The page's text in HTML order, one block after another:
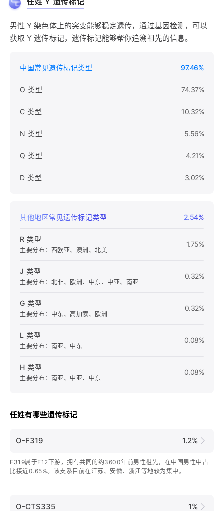
男性 Y 染色体上的突变能够稳定遗传，通过基因检测，可以
获取 Y 遗传标记，遗传标记能够帮你追溯祖先的信息。
其他地区常见遗传标记类型 2.54%
R 类型
主要分布：西欧亚、澳洲、北美
1.75%
J 类型
主要分布：北非、欧洲、中东、中亚、南亚
0.32%
G 类型
主要分布：中东、高加索、欧洲
0.32%
L 类型
主要分布：南亚、中东
0.08%
H 类型
主要分布：南亚、中亚、中东
0.08%
中国常见遗传标记类型 97.46%
O 类型 74.37%
C 类型 10.32%
N 类型 5.56%
Q 类型 4.21%
D 类型 3.02%
任姓有哪些遗传标记
O-F319 1.2%
F319属于F12下游，拥有共同的约3600年前男性祖先，在中国男性中占
比接近0.65%。该支系目前在江苏、安徽、浙江等地较为集中。
O-CTS335 1%